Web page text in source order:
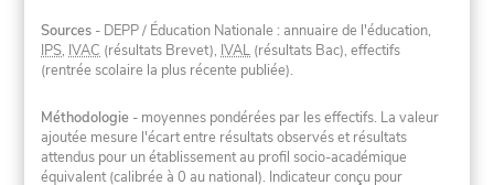
Sources - DEPP / Éducation Nationale : annuaire de l'éducation,
IPS, IVAC (résultats Brevet), IVAL (résultats Bac), effectifs
(rentrée scolaire la plus récente publiée).
Méthodologie - moyennes pondérées par les effectifs. La valeur
ajoutée mesure l'écart entre résultats observés et résultats
attendus pour un établissement au profil socio-académique
équivalent (calibrée à 0 au national). Indicateur conçu pour